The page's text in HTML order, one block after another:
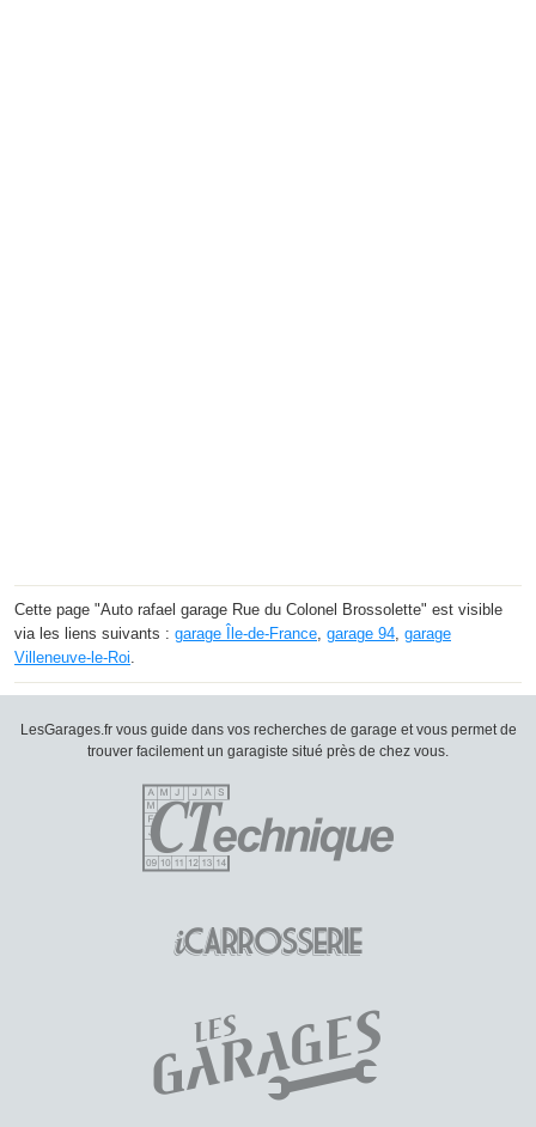
Cette page "Auto rafael garage Rue du Colonel Brossolette" est visible
via les liens suivants : garage Île-de-France, garage 94, garage
Villeneuve-le-Roi.
LesGarages.fr vous guide dans vos recherches de garage et vous permet de
trouver facilement un garagiste situé près de chez vous.